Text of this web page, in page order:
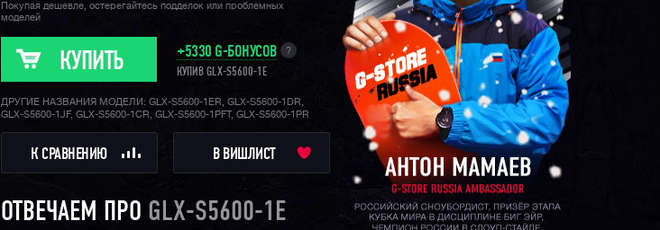
Покупая дешевле, остерегайтесь подделок или проблемных
моделей
КУПИТЬ +5330 G-БОНУСОВ
КУПИВ GLX-S5600-1E
?
ДРУГИЕ НАЗВАНИЯ МОДЕЛИ: GLX-S5600-1ER, GLX-S5600-1DR,
GLX-S5600-1JF, GLX-S5600-1CR, GLX-S5600-1PFT, GLX-S5600-1PR
К СРАВНЕНИЮ В ВИШЛИСТ
ОТВЕЧАЕМ ПРО GLX-S5600-1E